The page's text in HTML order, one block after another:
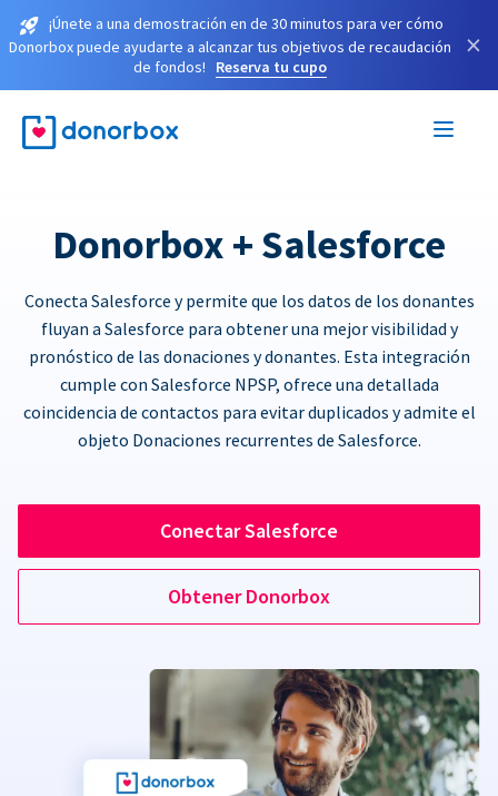
¡Únete a una demostración en de 30 minutos para ver cómo
Donorbox puede ayudarte a alcanzar tus objetivos de recaudación
de fondos!
Reserva tu cupo
×
Donorbox + Salesforce
Conecta Salesforce y permite que los datos de los donantes
fluyan a Salesforce para obtener una mejor visibilidad y
pronóstico de las donaciones y donantes. Esta integración
cumple con Salesforce NPSP, ofrece una detallada
coincidencia de contactos para evitar duplicados y admite el
objeto Donaciones recurrentes de Salesforce.
Conectar Salesforce
Obtener Donorbox